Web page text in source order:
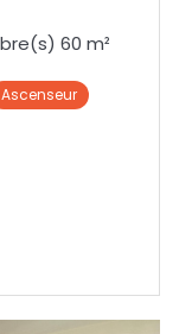
Appartement 2 pièce(s) 1 chambre(s) 60 m²
Ascenseur